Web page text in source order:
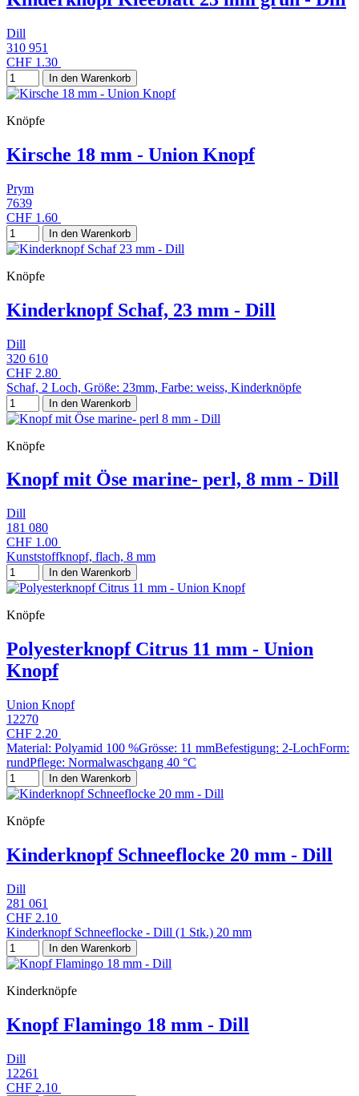
Dill
310 951
CHF 1.30
In den Warenkorb
Knöpfe
Kirsche 18 mm - Union Knopf
Prym
7639
CHF 1.60
In den Warenkorb
Knöpfe
Kinderknopf Schaf, 23 mm - Dill
Dill
320 610
CHF 2.80
Schaf, 2 Loch, Größe: 23mm, Farbe: weiss, Kinderknöpfe
In den Warenkorb
Knöpfe
Knopf mit Öse marine- perl, 8 mm - Dill
Dill
181 080
CHF 1.00
Kunststoffknopf, flach, 8 mm
In den Warenkorb
Knöpfe
Polyesterknopf Citrus 11 mm - Union
Knopf
Union Knopf
12270
CHF 2.20
Material: Polyamid 100 %Grösse: 11 mmBefestigung: 2-LochForm:
rundPflege: Normalwaschgang 40 °C
In den Warenkorb
Knöpfe
Kinderknopf Schneeflocke 20 mm - Dill
Dill
281 061
CHF 2.10
Kinderknopf Schneeflocke - Dill (1 Stk.) 20 mm
In den Warenkorb
Kinderknöpfe
Knopf Flamingo 18 mm - Dill
Dill
12261
CHF 2.10